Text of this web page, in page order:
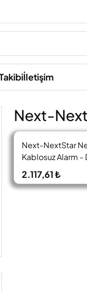
İletişim
Next-
Next-NextStar
Kablosuz Alarm -
Dedektoru
2.117,61 ₺